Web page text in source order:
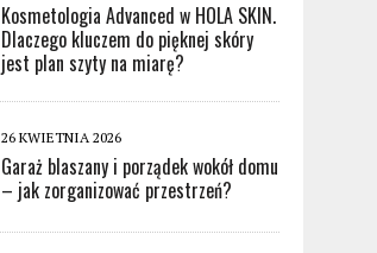
Kosmetologia Advanced w HOLA SKIN.
Dlaczego kluczem do pięknej skóry
jest plan szyty na miarę?
26 KWIETNIA 2026
Garaż blaszany i porządek wokół domu
– jak zorganizować przestrzeń?